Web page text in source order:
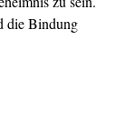
die Bindung